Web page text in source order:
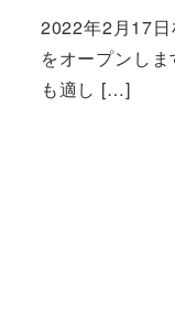
2022年2月17
をオープンし
も適し […]